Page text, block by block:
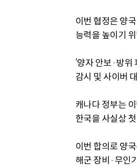
이번 협정은 양
능력을 높이기
‘양자 안보·방위
감시 및 사이버
캐나다 정부는
한국을 사실상
이번 합의로 양
해군 장비·무인